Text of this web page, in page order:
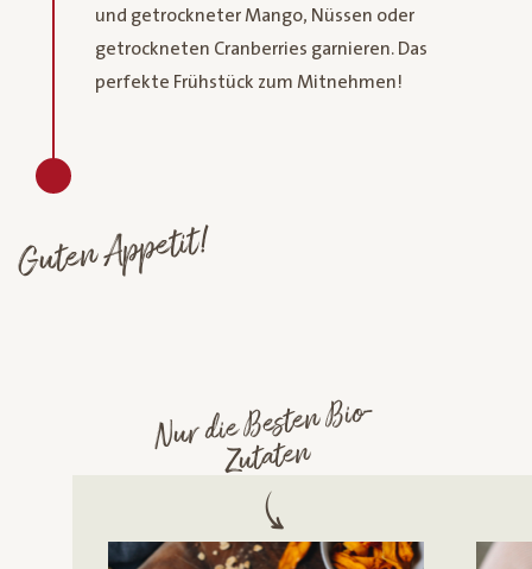
und getrockneter Mango, Nüssen oder
getrockneten Cranberries garnieren. Das
perfekte Frühstück zum Mitnehmen!
Guten Appetit!
Nur die
Besten
Bio-
Zutaten